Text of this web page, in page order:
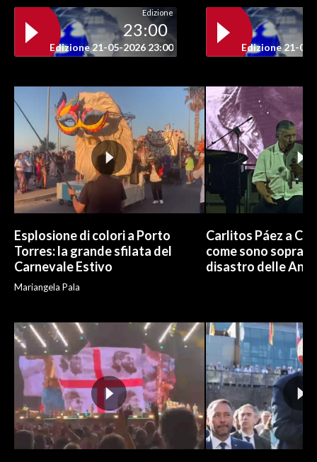
Edizione
23:00
Edizione 21-05-2026 23:00 Edizione 21-05-
Esplosione di colori a Porto
Torres: la grande sfilata del
Carnevale Estivo
Mariangela Pala
Carlitos Páez a
come sono
disastro delle